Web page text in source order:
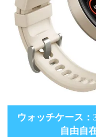
ウォッチケース
自由自